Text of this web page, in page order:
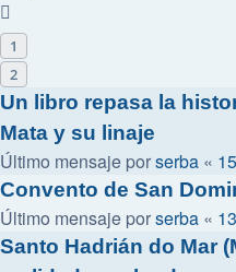
1
2
Un libro repasa la
Mata y su linaje
Último mensaje porserba «
Convento de San
Último mensaje porserba «
Santo Hadrián do Mar